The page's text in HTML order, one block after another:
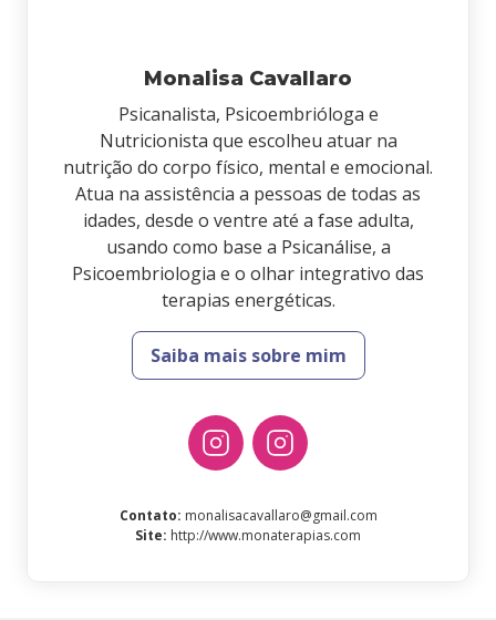
Monalisa Cavallaro
Psicanalista, Psicoembrióloga e
Nutricionista que escolheu atuar na
nutrição do corpo físico, mental e emocional.
Atua na assistência a pessoas de todas as
idades, desde o ventre até a fase adulta,
usando como base a Psicanálise, a
Psicoembriologia e o olhar integrativo das
terapias energéticas.
Saiba mais sobre mim
Contato: monalisacavallaro@gmail.com
Site: http://www.monaterapias.com